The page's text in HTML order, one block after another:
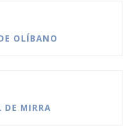
OLÍBANO
DE MIRRA